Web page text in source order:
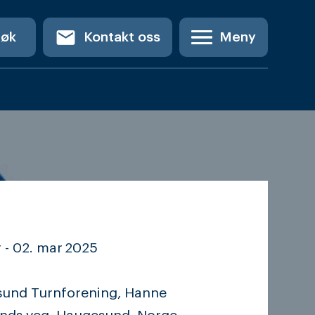
email Kontakt oss Meny
- 02. mar 2025
Turnforening, Hanne